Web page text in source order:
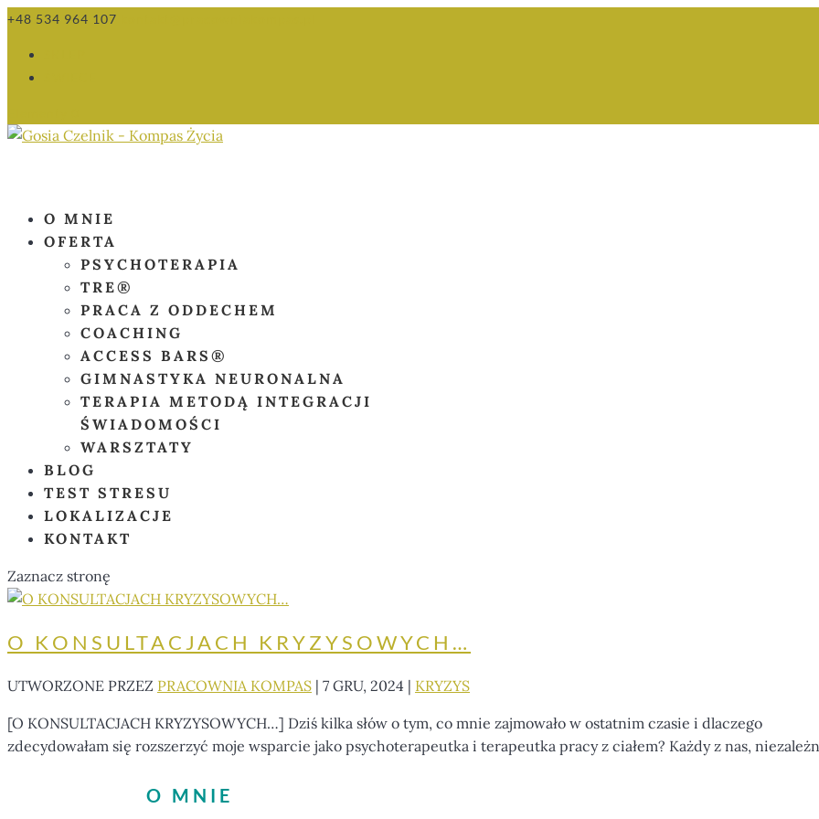
+48 534 964 107
O MNIE
OFERTA
PSYCHOTERAPIA
TRE®
PRACA Z ODDECHEM
COACHING
ACCESS BARS®
GIMNASTYKA NEURONALNA
TERAPIA METODĄ INTEGRACJI
ŚWIADOMOŚCI
WARSZTATY
BLOG
TEST STRESU
LOKALIZACJE
KONTAKT
Zaznacz stronę
O KONSULTACJACH KRYZYSOWYCH…
UTWORZONE PRZEZ PRACOWNIA KOMPAS | 7 GRU, 2024 | KRYZYS
[O KONSULTACJACH KRYZYSOWYCH…] Dziś kilka słów o tym, co mnie zajmowało w ostatnim czasie i dlaczego
zdecydowałam się rozszerzyć moje wsparcie jako psychoterapeutka i terapeutka pracy z ciałem? Każdy z nas,
O MNIE